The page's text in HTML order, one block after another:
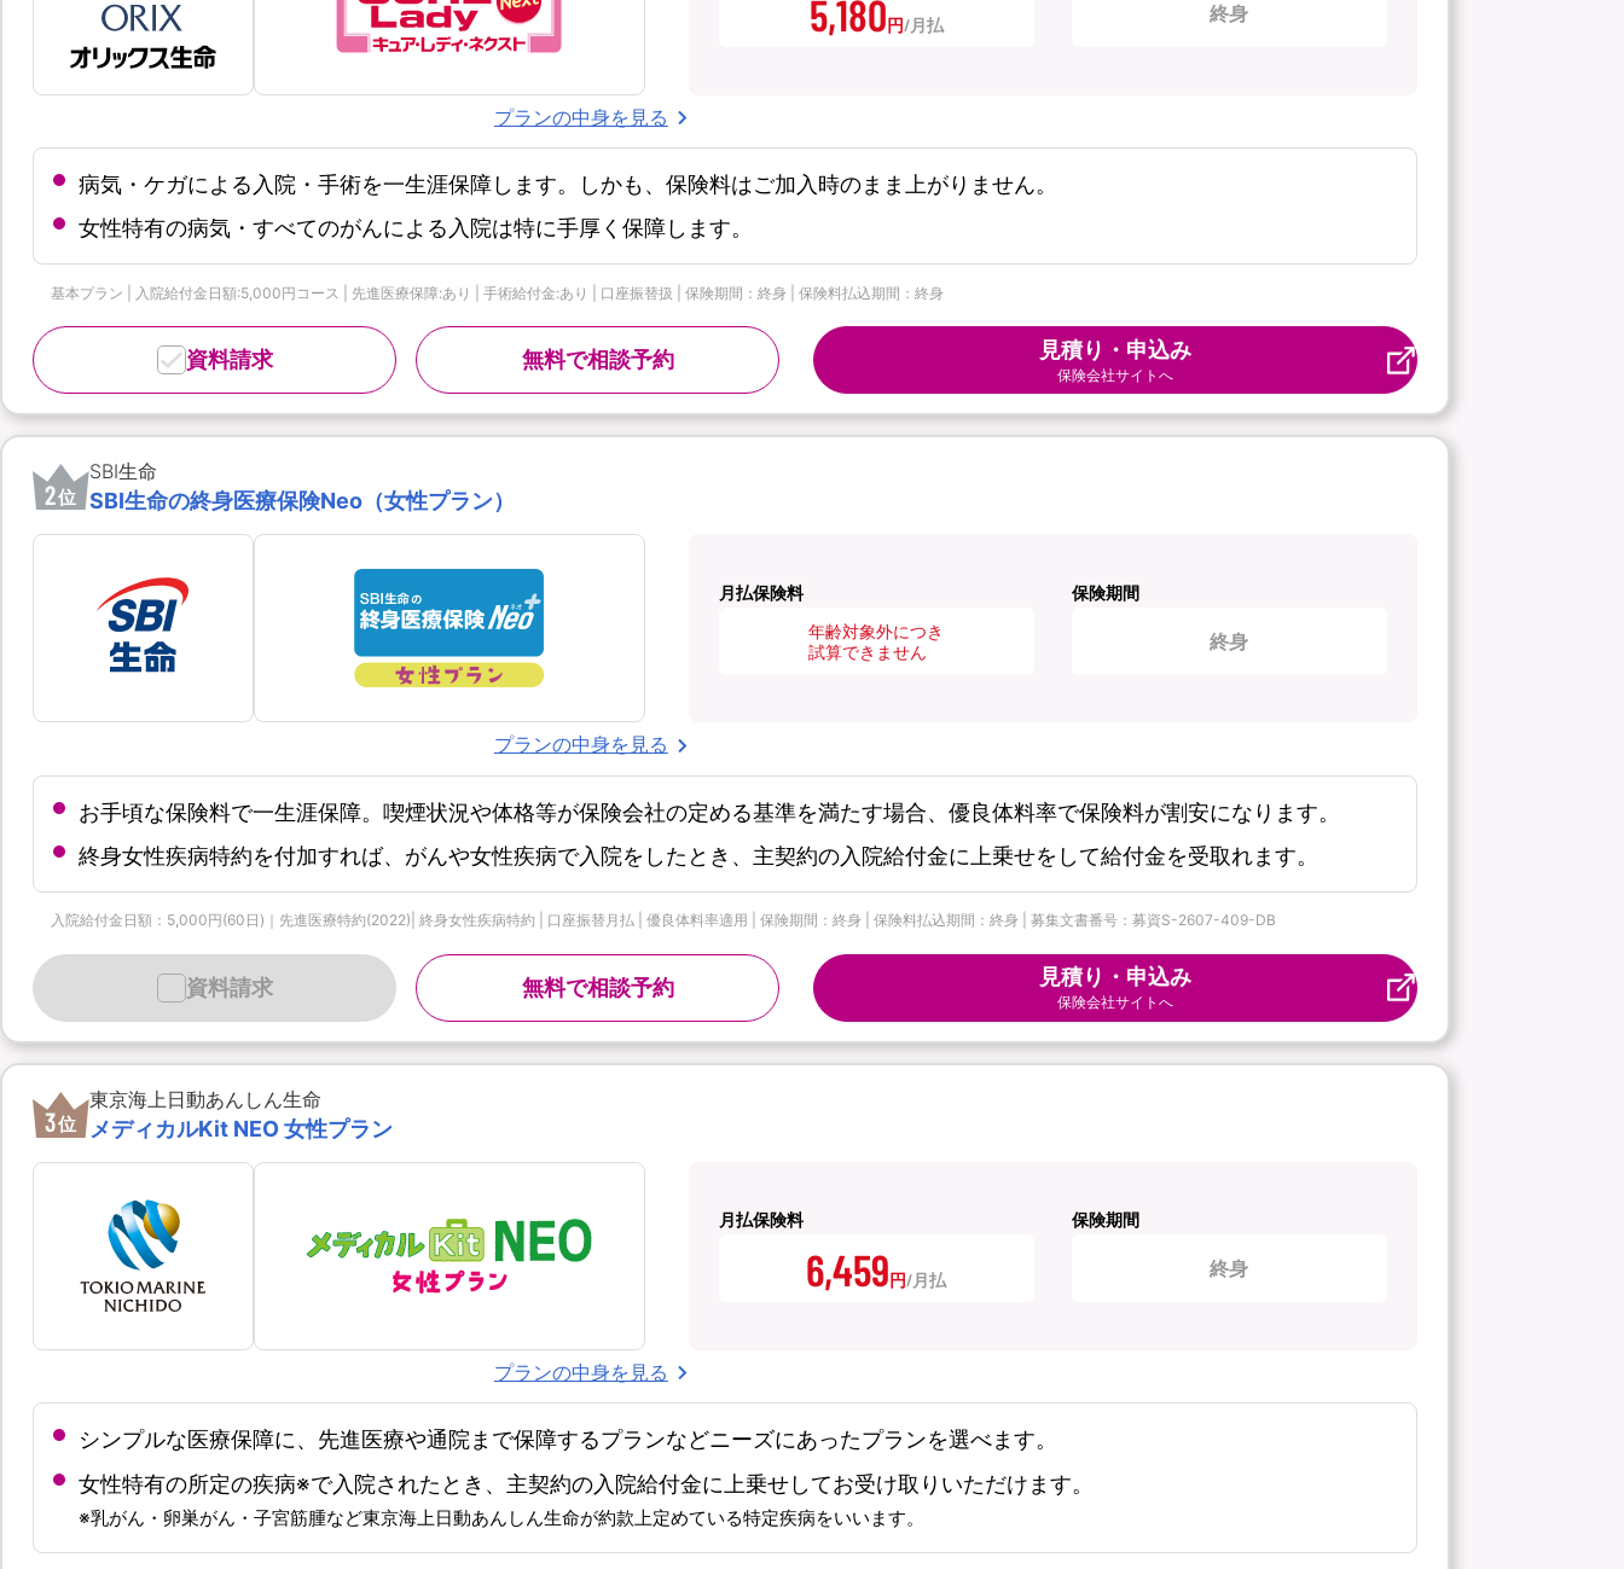
5,180円 終身
プランの中身を見る
病気・ケガによる入院・手術を一生涯保障します。しかも、保険料はご加入時のまま上がりません。
女性特有の病気・すべてのがんによる入院は特に手厚く保障します。
基本プラン | 入院給付金日額:5,000円コース | 先進医療保障:あり | 手術給付金:あり | 口座振替扱 | 保険期間：終身 | 保険料払込期間：終身
無料で相談予約
資料請求 見積り・申込み
保険会社サイトへ
2位
SBI生命
SBI生命の終身医療保険Neo（女性プラン）
月払保険料
年齢対象外につき
試算できません
保険期間
終身
プランの中身を見る
お手頃な保険料で一生涯保障。喫煙状況や体格等が保険会社の定める基準を満たす場合、優良体料率で保険料が割安になります。
終身女性疾病特約を付加すれば、がんや女性疾病で入院をしたとき、主契約の入院給付金に上乗せをして給付金を受取れます。
入院給付金日額：5,000円(60日)｜先進医療特約(2022)| 終身女性疾病特約 | 口座振替月払 | 優良体料率適用 | 保険期間：終身 | 保険料払込期間：終身 | 募集文書番号：募資S-2607-409-DB
無料で相談予約
資料請求 見積り・申込み
保険会社サイトへ
3位
東京海上日動あんしん生命
メディカルKit NEO 女性プラン
月払保険料
6,459円
保険期間
終身
プランの中身を見る
シンプルな医療保障に、先進医療や通院まで保障するプランなどニーズにあったプランを選べます。
女性特有の所定の疾病※で入院されたとき、主契約の入院給付金に上乗せしてお受け取りいただけます。
※乳がん・卵巣がん・子宮筋腫など東京海上日動あんしん生命が約款上定めている特定疾病をいいます。